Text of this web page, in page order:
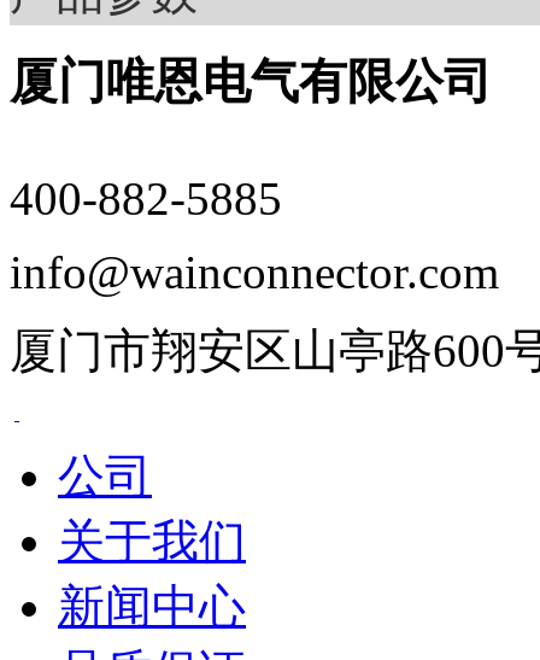
厦门唯恩电气有限公司
400-882-5885
info@wainconnector.com
厦门市翔安区山亭路600
公司
关于我们
新闻中心